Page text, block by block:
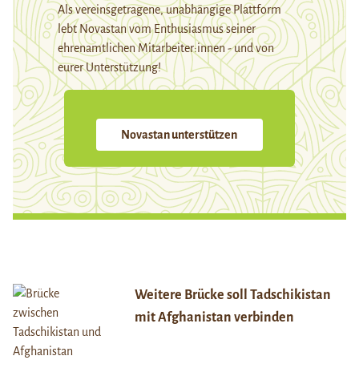
Als vereinsgetragene, unabhängige Plattform
lebt Novastan vom Enthusiasmus seiner
ehrenamtlichen Mitarbeiter:innen - und von
eurer Unterstützung!
Novastan unterstützen
Weitere Brücke soll Tadschikistan
mit Afghanistan verbinden